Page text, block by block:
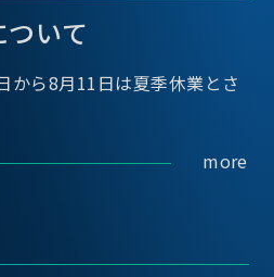
いて
から8月11日は夏季休業とさ
more